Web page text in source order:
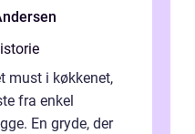
must i køkkenet,
fra enkel
En gryde, der